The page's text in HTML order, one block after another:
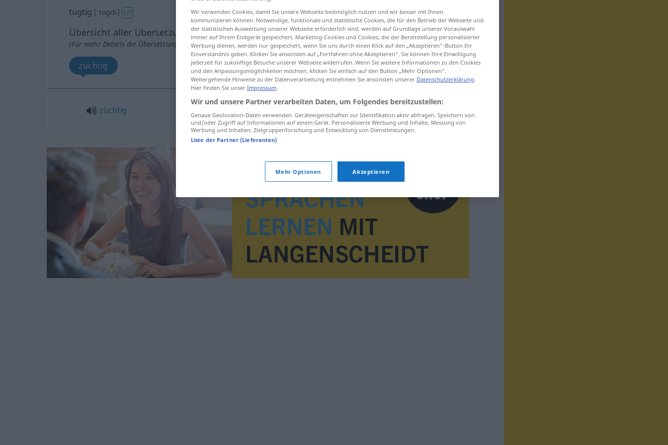
tugtig [ˈtogdi] LIT
Übersicht aller Übersetzungen
(Für mehr Details die Übersetzung anklicken/antippen)
züchtig
züchtig
Wir verwenden Cookies, damit Sie unsere Webseite bestmöglich nutzen und wir besser mit Ihnen
kommunizieren können. Notwendige, funktionale und statistische Cookies, die für den Betrieb der Webseite und
der statistischen Auswertung unserer Webseite erforderlich sind, werden auf Grundlage unserer Vorauswahl
immer auf Ihrem Endgerät gespeichert. Marketing-Cookies und Cookies, die der Bereitstellung personalisierter
Werbung dienen, werden nur gespeichert, wenn Sie uns durch einen Klick auf den „Akzeptieren“-Button Ihr
Einverständnis geben. Klicken Sie ansonsten auf „Fortfahren ohne Akzeptieren“. Sie können Ihre Einwilligung
jederzeit für zukünftige Besuche unserer Webseite widerrufen. Wenn Sie weitere Informationen zu den Cookies
und den Anpassungsmöglichkeiten möchten, klicken Sie einfach auf den Button „Mehr Optionen“.
Weitergehende Hinweise zu der Datenverarbeitung entnehmen Sie ansonsten unserer Datenschutzerklärung.
Hier finden Sie unser Impressum.
Wir und unsere Partner verarbeiten Daten, um Folgendes bereitzustellen:
Genaue Geolocation-Daten verwenden. Geräteeigenschaften zur Identifikation aktiv abfragen. Speichern von
und/oder Zugriff auf Informationen auf einem Gerät. Personalisierte Werbung und Inhalte, Messung von
Werbung und Inhalten, Zielgruppenforschung und Entwicklung von Dienstleistungen.
Liste der Partner (Lieferanten)
Mehr Optionen Akzeptieren